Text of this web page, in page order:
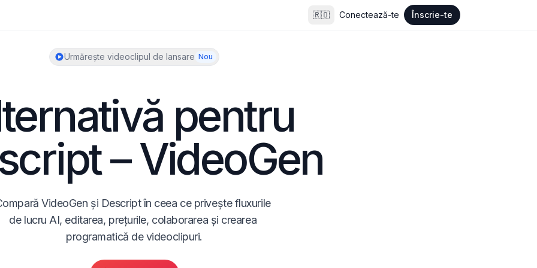
🇷🇴 Conectează-te Înscrie-te
Urmărește videoclipul de lansare Nou
pentru
– VideoGen
VideoGen și Descript în ceea ce privește fluxurile
de lucru AI, editarea, prețurile, colaborarea și crearea
programatică de videoclipuri.